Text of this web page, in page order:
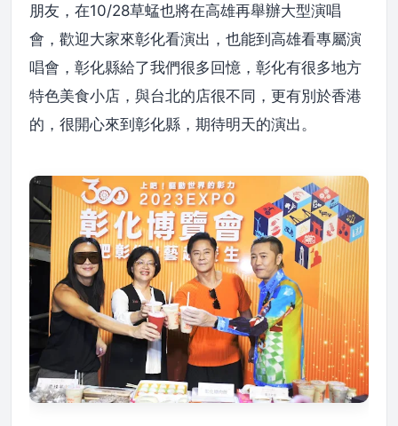
朋友，在10/28草蜢也將在高雄再舉辦大型演唱
會，歡迎大家來彰化看演出，也能到高雄看專屬演
唱會，彰化縣給了我們很多回憶，彰化有很多地方
特色美食小店，與台北的店很不同，更有別於香港
的，很開心來到彰化縣，期待明天的演出。